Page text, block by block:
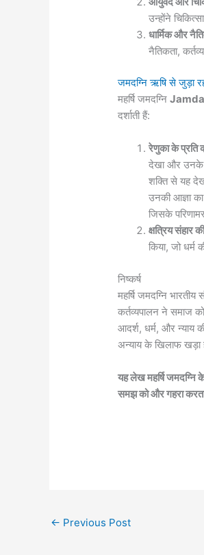
उन्होंने
धार्मिक और
नैतिकता,
जमदग्नि ऋषि से
महर्षि जमदग्नि
दर्शाती हैं:
रेणुका के प्रति
देखा और उनके
शक्ति से यह
उनकी आज्ञा
जिसके
क्षत्रिय संहार
किया, जो धर्म
निष्कर्ष
महर्षि जमदग्नि
कर्तव्यपालन ने समाज
आदर्श, धर्म, और न्याय
अन्याय के खिलाफ खड़ा
यह लेख महर्षि जमदग्नि
समझ को और गहरा
← Previous Post